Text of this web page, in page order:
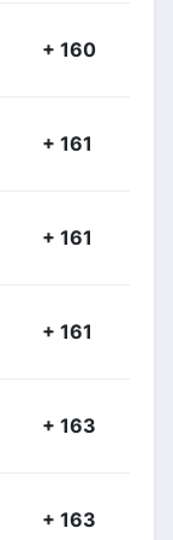
+ 160
+ 161
+ 161
+ 161
+ 163
+ 163